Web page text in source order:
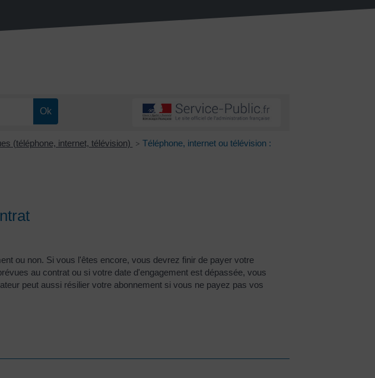
(téléphone, internet, télévision) > Téléphone, internet ou télévision :
ou non. Si vous l'êtes encore, vous devrez finir de payer votre
au contrat ou si votre date d'engagement est dépassée, vous
peut aussi résilier votre abonnement si vous ne payez pas vos